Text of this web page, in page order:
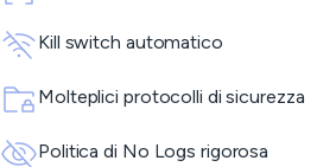
Kill switch automatico
Molteplici protocolli di sicurezza
Politica di No Logs rigorosa